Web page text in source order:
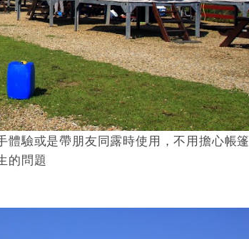
驗或是帶朋友同露時使用，不用擔心帳篷
的問題